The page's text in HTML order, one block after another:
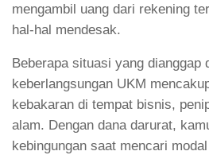
mengambil uang dari rekening
hal-hal mendesak.
Beberapa situasi yang dianggap
keberlangsungan UKM
kebakaran di tempat bisnis,
alam. Dengan dana darurat,
kebingungan saat mencari